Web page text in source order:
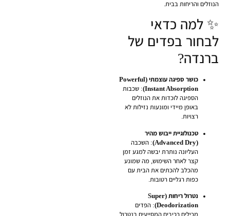
הנוזלים והריחות בבית.
✨ למה כדאי
לבחור בפדים של
ברנדה?
כושר ספיגה עוצמתי (Powerful
Instant Absorption) : שכבות
הספיגה לוכדות את הנוזלים
באופן מיידי ומונעות נזילות לא
רצויות.
טכנולוגיית ייבוש מהיר
(Advanced Dry)
: השכבה
העליונה נותרת יבשה למגע זמן
קצר לאחר השימוש, מה שמונע
מהכלב להכתים את הבית עם
כפות רגליים רטובות.
נטרול ריחות (Super
Deodorization) : הפדים